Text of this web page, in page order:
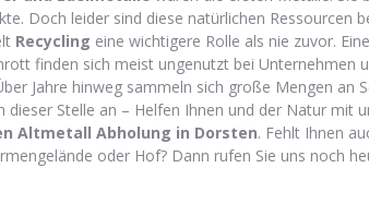
Doch leider sind diese natürlichen Ressourcen
Recycling eine wichtigere Rolle als nie zuvor.
finden sich meist ungenutzt bei Unternehmen
Jahre hinweg sammeln sich große Mengen an
dieser Stelle an – Helfen Ihnen und der Natur mit
Altmetall Abholung in Dorsten. Fehlt Ihnen
oder Hof? Dann rufen Sie uns noch